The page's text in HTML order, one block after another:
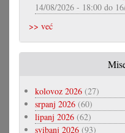
14/08/2026 - 18:00 do
>> već
kolovoz 2026 (27)
srpanj 2026 (60)
lipanj 2026 (62)
svibanj 2026 (93)